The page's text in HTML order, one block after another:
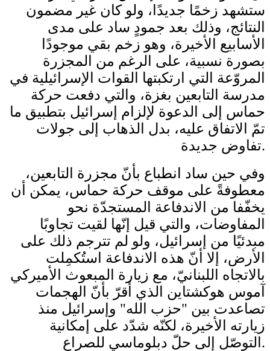
ستشهد زخمًا جديدًا، ولو كان غير مضمون
النتائج، وذلك بعد جمودٍ ساد على مدى
الأسابيع الأخيرة، وهو زخم بقي موجودًا
بصورة نسبية، على الرغم من المجزرة
المروّعة التي ارتكبتها القوات الإسرائيلية في
مدرسة التابعين بغزة، والتي دفعت حركة
حماس إلى الدعوة لإلزام إسرائيل بتطبيق ما
تمّ الاتفاق عليه، بدل الذهاب إلى جولات
تفاوض جديدة.
وفي حين ساد انطباع بأنّ مجزرة التابعين،
معطوفةً على موقف حركة حماس، يمكن أن
يخفّفا من الاندفاعة المستجدّة نحو
المفاوضات، والتي قيل إنّها لقيت تجاوبًا
مبدئيًا من إسرائيل، ولو لم تترجم ذلك على
الأرض، إلا أنّ هذه الاندفاعة استُكمِلت
بالاتجاه اللبنانيّ، مع زيارة المبعوث الأميركي
آموس هوكشتاين الذي أقرّ بأنّ الهجمات
تصاعدت بين "حزب الله" وإسرائيل منذ
زيارته الأخيرة، لكنّه شدّد على إمكانية
التوصّل إلى حلّ دبلوماسي للصراع.